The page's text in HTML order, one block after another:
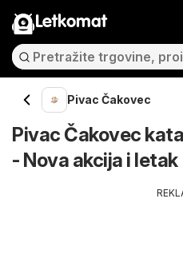
Letkomat
Pivac Čakovec
Pivac Čakovec
- Nova akcija i letak